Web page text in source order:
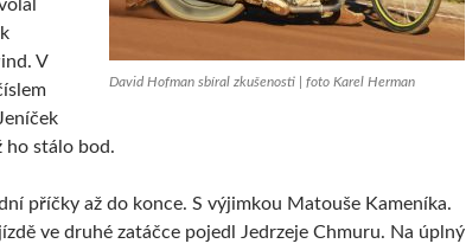
David Hofman sbíral zkušenosti | foto Karel Herman
V
ho stálo bod.
příčky až do konce. S výjimkou Matouše Kameníka.
ve druhé zatáčce pojedl Jedrzeje Chmuru. Na úplný